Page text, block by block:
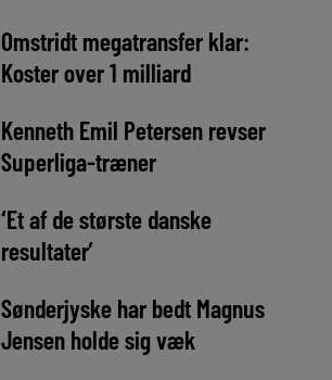
Omstridt megatransfer klar:
Koster over 1 milliard
Kenneth Emil Petersen revser
Superliga-træner
‘Et af de største danske
resultater’
Sønderjyske har bedt Magnus
Jensen holde sig væk